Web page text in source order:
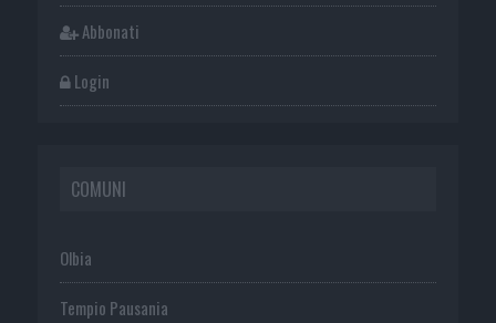
Abbonati
Login
COMUNI
Olbia
Tempio Pausania